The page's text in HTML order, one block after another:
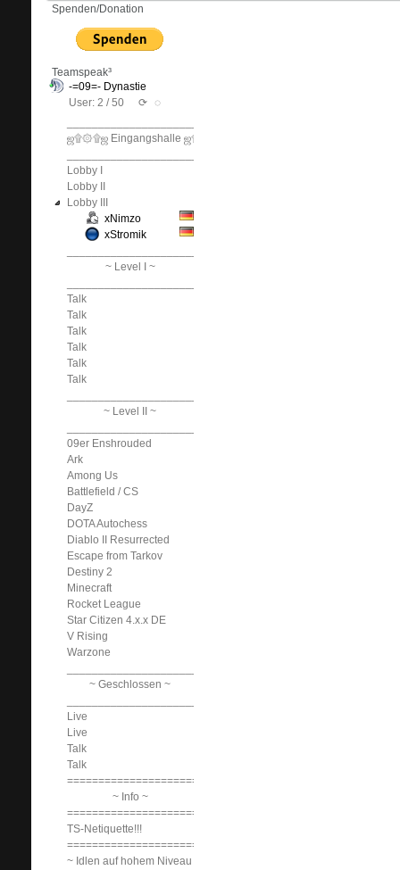
Spenden/Donation
Teamspeak³
-=09=- Dynastie
User: 2 / 50
⟳ ◌
ஜ۩۞۩ஜ Eingangshalle ஜ۩۞۩ஜ
Lobby I
Lobby II
Lobby III
xNimzo
xStromik
~ Level I ~
Talk
Talk
Talk
Talk
Talk
Talk
~ Level II ~
09er Enshrouded
Ark
Among Us
Battlefield / CS
DayZ
DOTA Autochess
Diablo II Resurrected
Escape from Tarkov
Destiny 2
Minecraft
Rocket League
Star Citizen 4.x.x DE
V Rising
Warzone
~ Geschlossen ~
Live
Live
Talk
Talk
==============================
~ Info ~
==============================
TS-Netiquette!!!
==============================
~ Idlen auf hohem Niveau ~